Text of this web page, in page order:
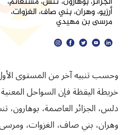
وحسب تنبيه آخر من المستوى
خريطة اليقظة فإن السواحل
دلس، الجزائر العاصمة، بوهارون،
وهران، بني صاف، الغزوات،